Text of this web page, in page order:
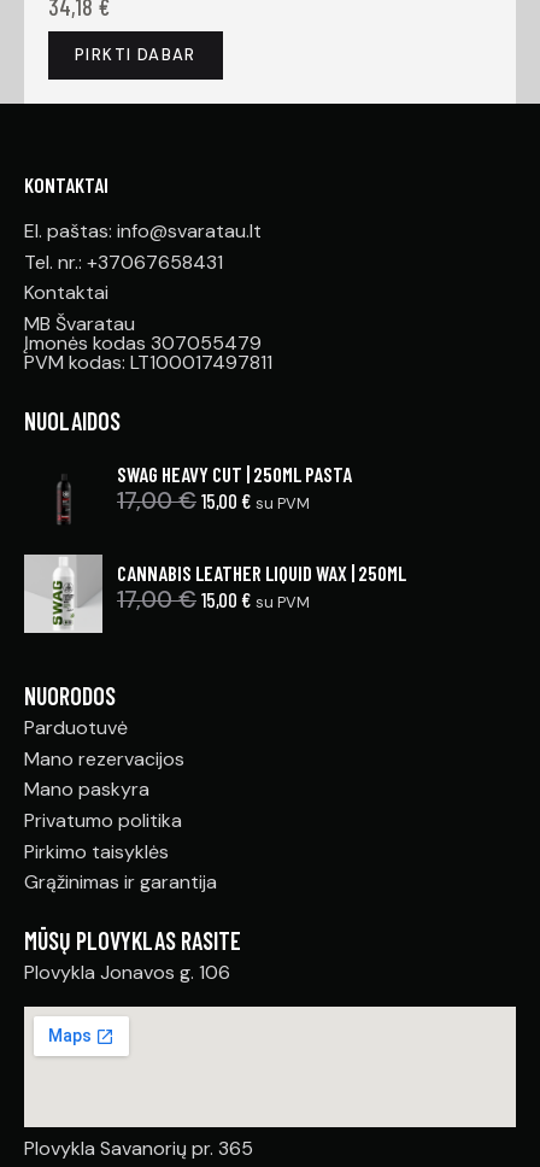
34,18 €
PIRKTI DABAR
KONTAKTAI
El. paštas: info@svaratau.lt
Tel. nr.: +37067658431
Kontaktai
MB Švaratau
Įmonės kodas 307055479
PVM kodas: LT100017497811
NUOLAIDOS
SWAG HEAVY CUT | 250ML PASTA
17,00€ 15,00 € su PVM
CANNABIS LEATHER LIQUID WAX | 250ML
17,00€ 15,00 € su PVM
NUORODOS
Parduotuvė
Mano rezervacijos
Mano paskyra
Privatumo politika
Pirkimo taisyklės
Grąžinimas ir garantija
MŪSŲ PLOVYKLAS RASITE
Plovykla Jonavos g. 106
Plovykla Savanorių pr. 365